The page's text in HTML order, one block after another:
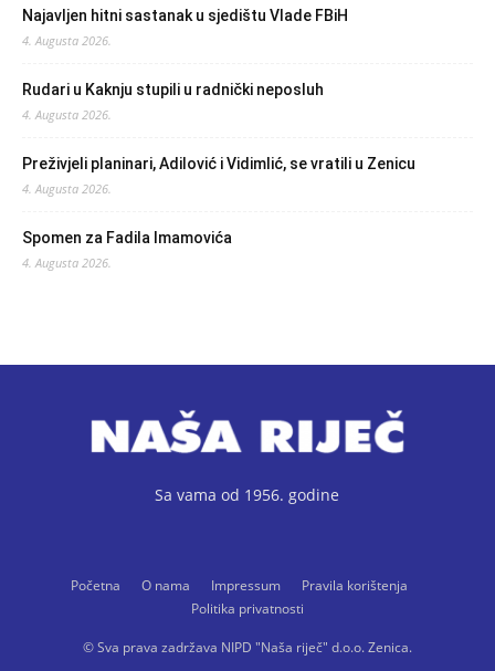
Najavljen hitni sastanak u sjedištu Vlade FBiH
4. Augusta 2026.
Rudari u Kaknju stupili u radnički neposluh
4. Augusta 2026.
Preživjeli planinari, Adilović i Vidimlić, se vratili u Zenicu
4. Augusta 2026.
Spomen za Fadila Imamovića
4. Augusta 2026.
Sa vama od 1956. godine
Početna O nama Impressum
Pravila korištenja
Politika privatnosti
© Sva prava zadržava NIPD "Naša riječ" d.o.o. Zenica.